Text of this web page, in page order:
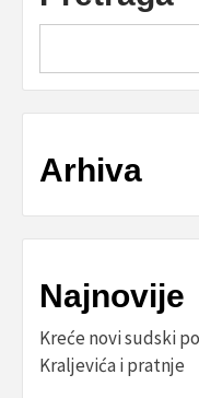
Arhiva
Najnovije
Kreće novi sudski
Kraljevića i pratnje